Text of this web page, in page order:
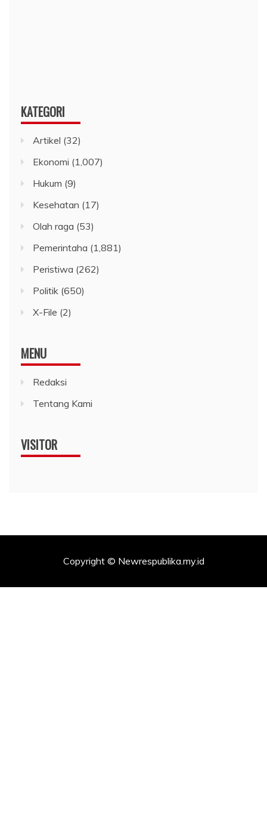
KATEGORI
Artikel (32)
Ekonomi (1,007)
Hukum (9)
Kesehatan (17)
Olah raga (53)
Pemerintaha (1,881)
Peristiwa (262)
Politik (650)
X-File (2)
MENU
Redaksi
Tentang Kami
VISITOR
Copyright © Newrespublika.my.id